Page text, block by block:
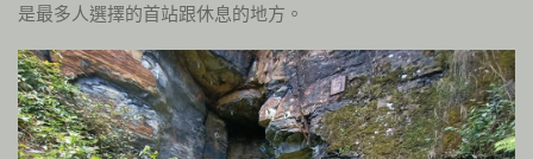
是最多人選擇的首站跟休息的地方。